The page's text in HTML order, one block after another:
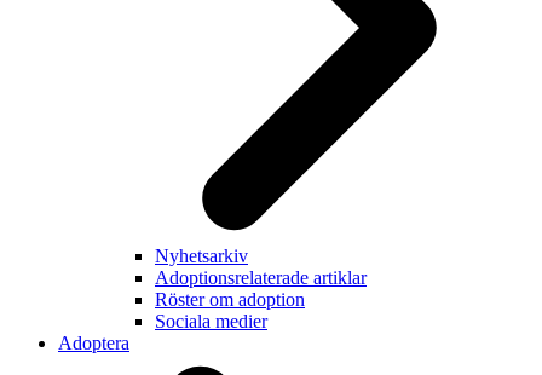
Nyhetsarkiv
Adoptionsrelaterade artiklar
Röster om adoption
Sociala medier
Adoptera